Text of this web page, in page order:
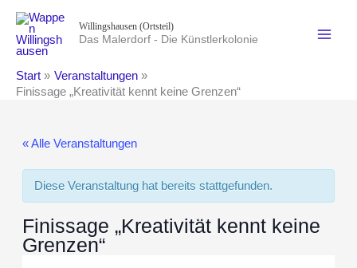
Inhalt
springen
Willingshausen (Ortsteil)
Das Malerdorf - Die Künstlerkolonie
Start
Veranstaltungen
Finissage „Kreativität kennt keine Grenzen“
« Alle Veranstaltungen
Diese Veranstaltung hat bereits stattgefunden.
Finissage „Kreativität kennt keine
Grenzen“